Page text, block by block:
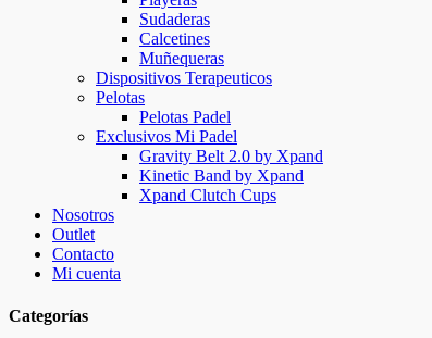
Sudaderas
Calcetines
Muñequeras
Dispositivos Terapeuticos
Pelotas
Pelotas Padel
Exclusivos Mi Padel
Gravity Belt 2.0 by Xpand
Kinetic Band by Xpand
Xpand Clutch Cups
Nosotros
Outlet
Contacto
Mi cuenta
Categorías